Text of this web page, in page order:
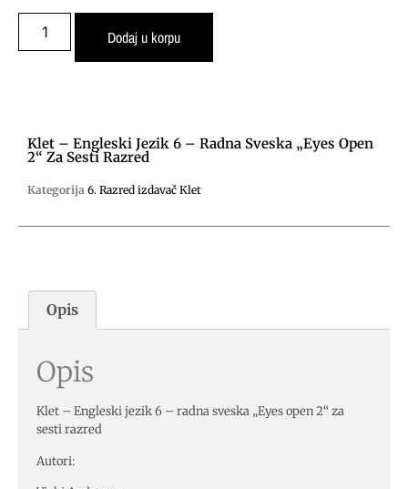
Dodaj u korpu
Klet – Engleski Jezik 6 – Radna Sveska „Eyes Open
2“ Za Sesti Razred
Kategorija 6. Razred izdavač Klet
Opis
Opis
Klet – Engleski jezik 6 – radna sveska „Eyes open 2“ za
sesti razred
Autori: